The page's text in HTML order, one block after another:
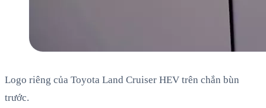
Logo riêng của Toyota Land Cruiser HEV trên chắn bùn
trước.